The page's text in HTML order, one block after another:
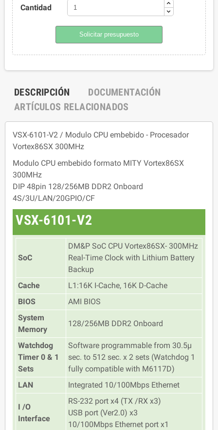
Cantidad
Solicitar presupuesto
DESCRIPCIÓN
DOCUMENTACIÓN
ARTÍCULOS RELACIONADOS
VSX-6101-V2 / Modulo CPU embebido - Procesador
Vortex86SX 300MHz
Modulo CPU embebido formato MITY Vortex86SX
300MHz
DIP 48pin 128/256MB DDR2 Onboard
4S/3U/LAN/20GPIO/CF
VSX-6101-V2
SoC
DM&P SoC CPU Vortex86SX- 300MHz
Real-Time Clock with Lithium Battery
Backup
Cache
L1:16K I-Cache, 16K D-Cache
BIOS
AMI BIOS
System
Memory
128/256MB DDR2 Onboard
Watchdog
Timer 0 & 1
Sets
Software programmable from 30.5μ
sec. to 512 sec. x 2 sets (Watchdog 1
fully compatible with M6117D)
LAN
Integrated 10/100Mbps Ethernet
I /O
Interface
RS-232 port x4 (TX /RX x3)
USB port (Ver2.0) x3
10/100Mbps Ethernet port x1